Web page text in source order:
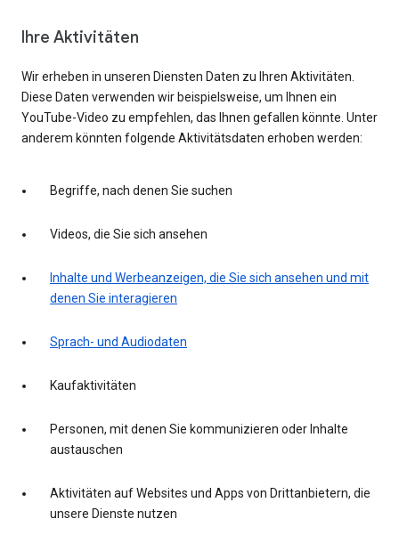
Ihre Aktivitäten
Wir erheben in unseren Diensten Daten zu Ihren Aktivitäten.
Diese Daten verwenden wir beispielsweise, um Ihnen ein
YouTube-Video zu empfehlen, das Ihnen gefallen könnte. Unter
anderem könnten folgende Aktivitätsdaten erhoben werden:
Begriffe, nach denen Sie suchen
Videos, die Sie sich ansehen
Inhalte und Werbeanzeigen, die Sie sich ansehen und mit
denen Sie interagieren
Sprach- und Audiodaten
Kaufaktivitäten
Personen, mit denen Sie kommunizieren oder Inhalte
austauschen
Aktivitäten auf Websites und Apps von Drittanbietern, die
unsere Dienste nutzen